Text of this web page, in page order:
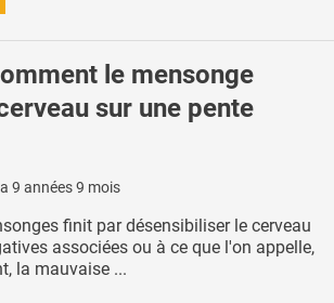
le mensonge
sur une pente
9 années 9 mois
finit par désensibiliser le cerveau
associées ou à ce que l'on appelle,
la mauvaise ...